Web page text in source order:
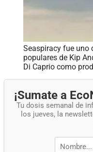
Seaspiracy fue uno
populares de Kip
Di Caprio como
¡Sumate a
Tu dosis semanal de
los jueves, la